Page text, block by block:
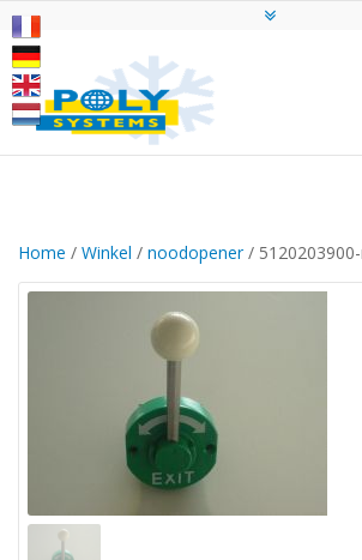
Home / Winkel / noodopener/